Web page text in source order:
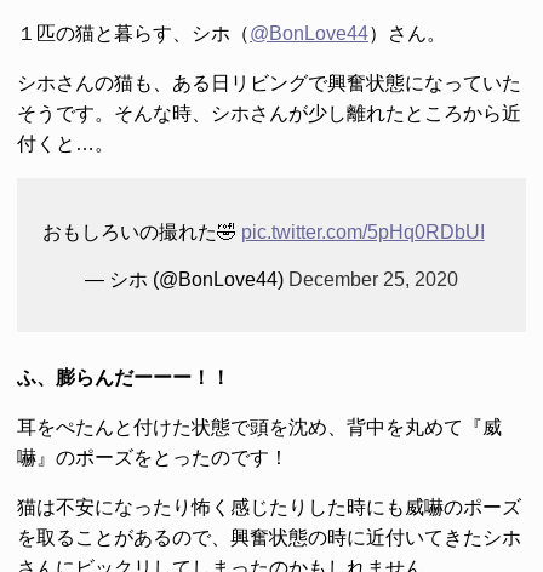
１匹の猫と暮らす、シホ（@BonLove44）さん。
シホさんの猫も、ある日リビングで興奮状態になっていた
そうです。そんな時、シホさんが少し離れたところから近
付くと…。
おもしろいの撮れた🤣 pic.twitter.com/5pHq0RDbUI
— シホ (@BonLove44) December 25, 2020
ふ、膨らんだーーー！！
耳をぺたんと付けた状態で頭を沈め、背中を丸めて『威
嚇』のポーズをとったのです！
猫は不安になったり怖く感じたりした時にも威嚇のポーズ
を取ることがあるので、興奮状態の時に近付いてきたシホ
さんにビックリしてしまったのかもしれません。